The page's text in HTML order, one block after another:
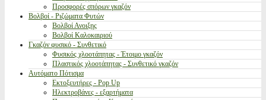
Προσφορές σπόρων γκαζόν
Βολβοί - Ριζώματα Φυτών
Βολβοί Ανοιξης
Βολβοί Καλοκαιριού
Γκαζόν φυσικό - Συνθετικό
Φυσικός χλοοτάπητας - Έτοιμο γκαζόν
Πλαστικός χλοοτάπητας - Συνθετικό γκαζόν
Αυτόματο Πότισμα
Εκτοξευτήρες - Pop Up
Ηλεκτροβάνες - εξαρτήματα